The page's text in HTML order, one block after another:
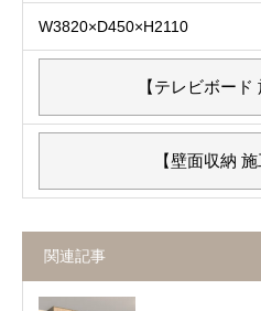
W3820×D450×H2110
【テレビボード
【壁面収納 施
関連記事